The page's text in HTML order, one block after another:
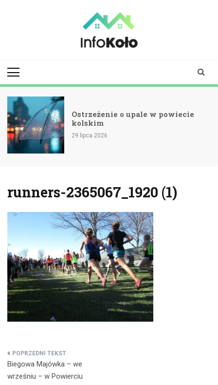
Ostrzeżenie o upale w powiecie
kolskim
29 lipca 2026
runners-2365067_1920 (1)
Nawigacja
wpisu
Biegowa Majówka – we
wrześniu – w Powierciu